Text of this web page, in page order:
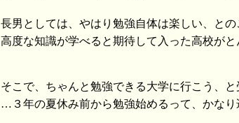
長男としては、やはり勉強自体は楽しい、との
高度な知識が学べると期待して入った高校が
そこで、ちゃんと勉強できる大学に行こう、
…３年の夏休み前から勉強始めるって、かなり